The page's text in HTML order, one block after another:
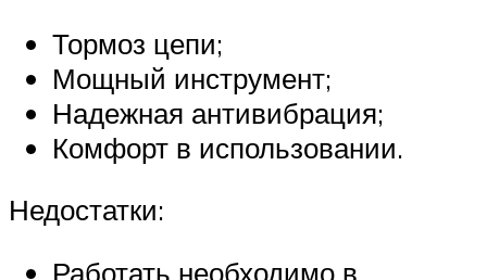
Тормоз цепи;
Мощный инструмент;
Надежная антивибрация;
Комфорт в использовании.
Недостатки:
Работать необходимо в